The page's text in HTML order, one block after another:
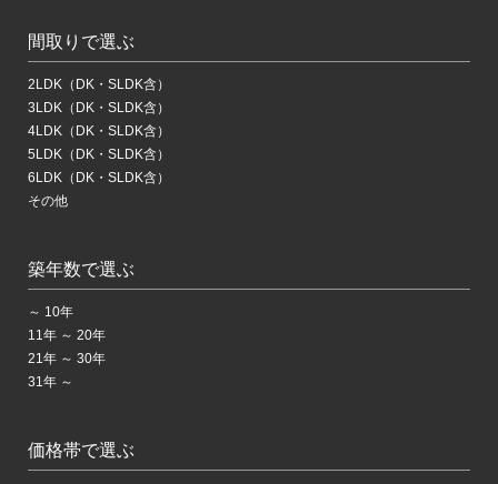
間取りで選ぶ
2LDK（DK・SLDK含）
3LDK（DK・SLDK含）
4LDK（DK・SLDK含）
5LDK（DK・SLDK含）
6LDK（DK・SLDK含）
その他
築年数で選ぶ
～ 10年
11年 ～ 20年
21年 ～ 30年
31年 ～
価格帯で選ぶ